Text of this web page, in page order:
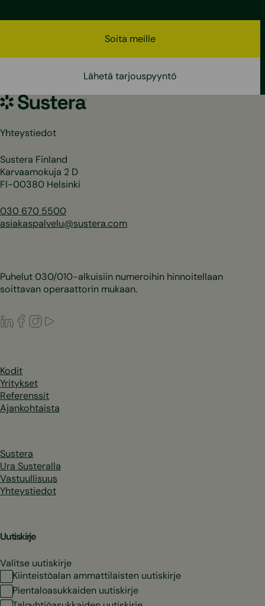
Soita meille
Lähetä tarjouspyyntö
Sustera
Yhteystiedot
Sustera Finland
Karvaamokuja 2 D
FI-00380 Helsinki
030 670 5500
asiakaspalvelu@sustera.com
Puhelut 030/010-alkuisiin numeroihin hinnoitellaan
soittavan operaattorin mukaan.
LinkedIn
Facebook
Instagram
Kodit
Yritykset
Referenssit
Ajankohtaista
Sustera
Ura Susteralla
Vastuullisuus
Yhteystiedot
Uutiskirje
Valitse uutiskirje
Kiinteistöalan ammattilaisten uutiskirje
Pientaloasukkaiden uutiskirje